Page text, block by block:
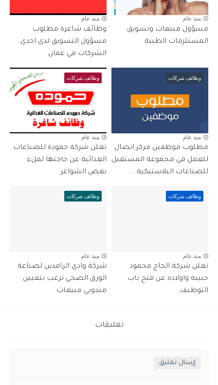
منذ عام
مسؤول مبيعات وتسويق
المستلزمات الطبية
منذ عام
وظائف شاغرة مطلوب
مسؤول التسويق لدى احدى
الشركات في عمان
وظائف شركات
منذ عام
مطلوب موظفين مركز اتصال
للعمل في مجموعة المستقبل
للصناعات البلاستيكية...
وظائف شركات
منذ عام
تعلن شركة حمودة للصناعات
الغذائية عن حاجتها لملء
بعض الشواغر
وظائف شركات
منذ عام
تعلن شركة الحاج محمود
حبيبه واولاده عن فتح باب
التوظيف
وظائف شركات
منذ عام
شركة وادي الرافدين لصناعة
الورق الصحي ترغب بتعيين
مندوبي مبيعات
تعليقات
إرسال تعليق